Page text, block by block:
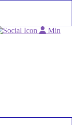
Min